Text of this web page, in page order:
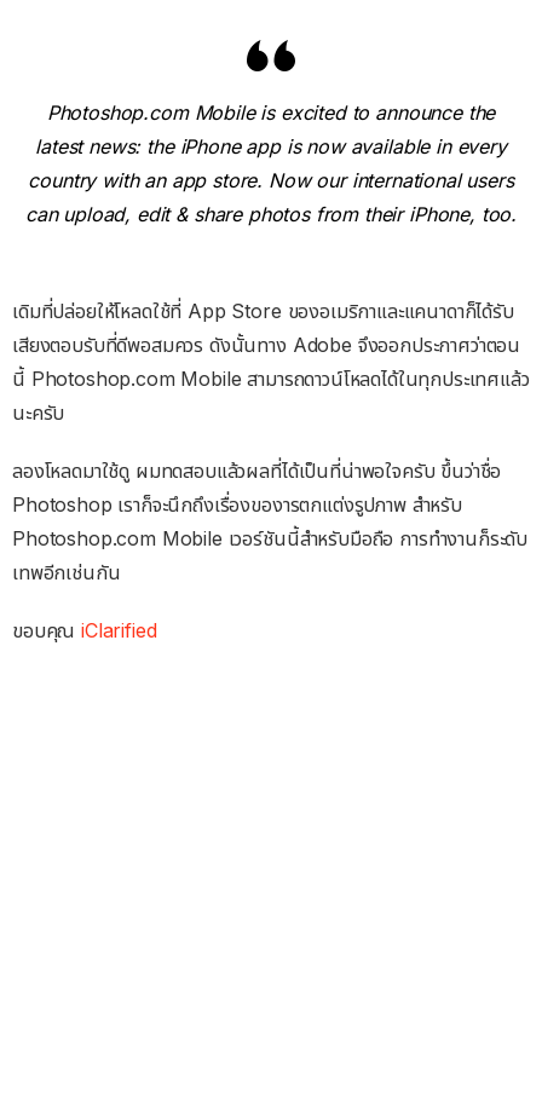
Photoshop.com Mobile is excited to announce the
latest news: the iPhone app is now available in every
country with an app store. Now our international users
can upload, edit & share photos from their iPhone, too.
เดิมที่ปล่อยให้โหลดใช้ที่ App Store ของอเมริกาและแคนาดาก็ได้รับ
เสียงตอบรับที่ดีพอสมควร ดังนั้นทาง Adobe จึงออกประกาศว่าตอน
นี้ Photoshop.com Mobile สามารถดาวน์โหลดได้ในทุกประเทศแล้ว
นะครับ
ลองโหลดมาใช้ดู ผมทดสอบแล้วผลที่ได้เป็นที่น่าพอใจครับ ขึ้นว่าชื่อ
Photoshop เราก็จะนึกถึงเรื่องของารตกแต่งรูปภาพ สำหรับ
Photoshop.com Mobile เวอร์ชันนี้สำหรับมือถือ การทำงานก็ระดับ
เทพอีกเช่นกัน
ขอบคุณiClarified